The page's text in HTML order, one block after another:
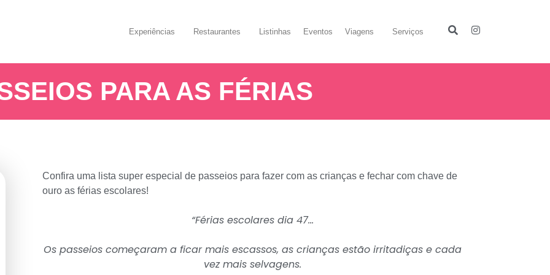
Experiências Restaurantes Listinhas Eventos Viagens Serviços
PARA AS FÉRIAS
Confira uma lista super especial de passeios para fazer com as crianças e fechar com chave de
ouro as férias escolares!
“Férias escolares dia 47…
Os passeios começaram a ficar mais escassos, as crianças estão irritadiças e cada
vez mais selvagens.